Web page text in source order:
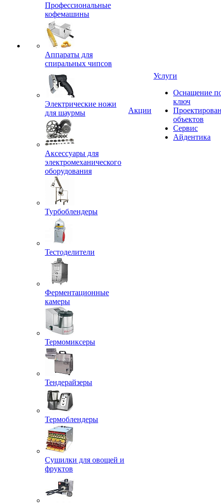
Профессиональные
кофемашины
Аппараты для
спиральных чипсов
Электрические ножи
для шаурмы
Аксессуары для
электромеханического
оборудования
Турбоблендеры
Тестоделители
Ферментационные
камеры
Термомиксеры
Тендерайзеры
Термоблендеры
Сушилки для овощей и
фруктов
Акции
Услуги
Оснащение
ключ
объектов
Сервис
Айдентика